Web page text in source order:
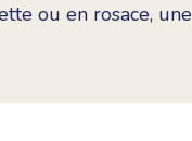
ou en rosace, une